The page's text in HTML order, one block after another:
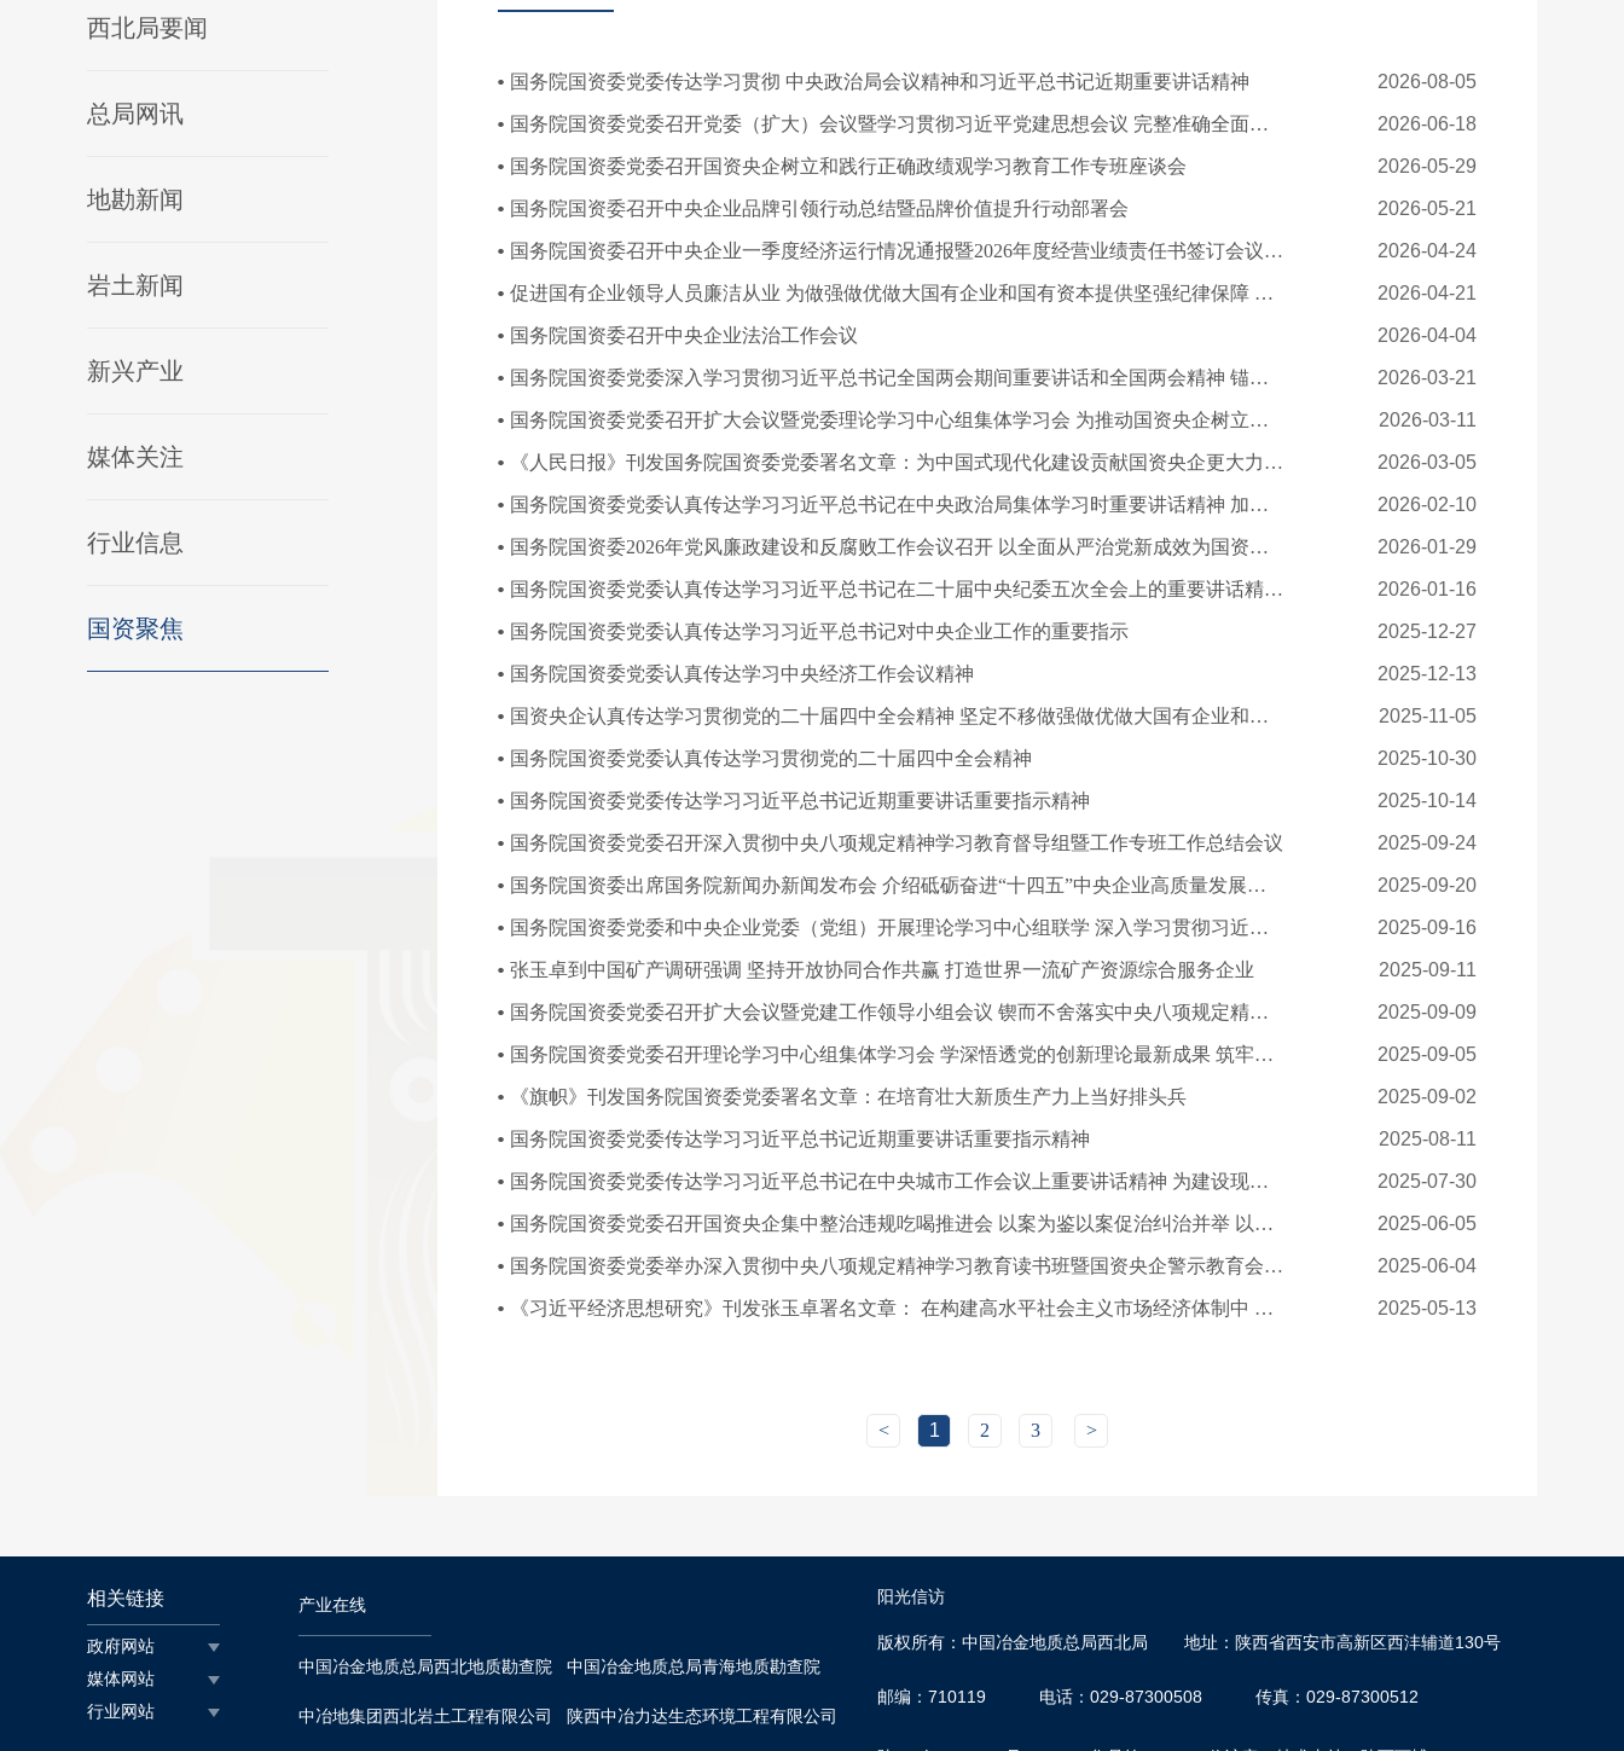
西北局要闻
总局网讯
地勘新闻
岩土新闻
新兴产业
媒体关注
行业信息
国资聚焦
国务院国资委党委传达学习贯彻 中央政治局会议精神和习近平总书记近期重要讲话精神 2026-08-05
国务院国资委党委召开党委（扩大）会议暨学习贯彻习近平党建思想会议 完整准确全面学习领悟习近平党建思想 以高质量党建引领保障国资央企高质量发展 2026-06-18
国务院国资委党委召开国资央企树立和践行正确政绩观学习教育工作专班座谈会 2026-05-29
国务院国资委召开中央企业品牌引领行动总结暨品牌价值提升行动部署会 2026-05-21
国务院国资委召开中央企业一季度经济运行情况通报暨2026年度经营业绩责任书签订会议 以更加扎实有效举措坚决完成全年目标任务 为实现“十五五”良好开局贡献国资央企力量 2026-04-24
促进国有企业领导人员廉洁从业 为做强做优做大国有企业和国有资本提供坚强纪律保障 ——中央纪委国家监委法规室负责人就《国有企业领导人员廉洁从业规定》答记者问 2026-04-21
国务院国资委召开中央企业法治工作会议 2026-04-04
国务院国资委党委深入学习贯彻习近平总书记全国两会期间重要讲话和全国两会精神 锚定“十五五”奋斗目标 扛牢国资央企职责使命推动高质量发展 2026-03-21
国务院国资委党委召开扩大会议暨党委理论学习中心组集体学习会 为推动国资央企树立和践行正确政绩观学习教育走深走实打牢思想基础 2026-03-11
《人民日报》刊发国务院国资委党委署名文章：为中国式现代化建设贡献国资央企更大力量 （深入学习贯彻习近平新时代中国特色社会主义思想） 2026-03-05
国务院国资委党委认真传达学习习近平总书记在中央政治局集体学习时重要讲话精神 加快推动国资央企打造一批新兴支柱产业 更好助力现代化产业体系建设 2026-02-10
国务院国资委2026年党风廉政建设和反腐败工作会议召开 以全面从严治党新成效为国资央企“十五五”开好局起好步提供坚强保障 2026-01-29
国务院国资委党委认真传达学习习近平总书记在二十届中央纪委五次全会上的重要讲话精神 坚决贯彻落实“三个更加”重要要求 坚定扎实推进国资央企全面从严治党 2026-01-16
国务院国资委党委认真传达学习习近平总书记对中央企业工作的重要指示 2025-12-27
国务院国资委党委认真传达学习中央经济工作会议精神 2025-12-13
国资央企认真传达学习贯彻党的二十届四中全会精神 坚定不移做强做优做大国有企业和国有资本 为基本实现社会主义现代化贡献更大力量 2025-11-05
国务院国资委党委认真传达学习贯彻党的二十届四中全会精神 2025-10-30
国务院国资委党委传达学习习近平总书记近期重要讲话重要指示精神 2025-10-14
国务院国资委党委召开深入贯彻中央八项规定精神学习教育督导组暨工作专班工作总结会议 2025-09-24
国务院国资委出席国务院新闻办新闻发布会 介绍砥砺奋进“十四五”中央企业高质量发展情况并答记者问 2025-09-20
国务院国资委党委和中央企业党委（党组）开展理论学习中心组联学 深入学习贯彻习近平总书记关于城市工作的重要论述和中央城市工作会议精神 2025-09-16
张玉卓到中国矿产调研强调 坚持开放协同合作共赢 打造世界一流矿产资源综合服务企业 2025-09-11
国务院国资委党委召开扩大会议暨党建工作领导小组会议 锲而不舍落实中央八项规定精神 推动国资央企以作风建设保障高质量发展 2025-09-09
国务院国资委党委召开理论学习中心组集体学习会 学深悟透党的创新理论最新成果 筑牢国资央企高质量发展思想根基 2025-09-05
《旗帜》刊发国务院国资委党委署名文章：在培育壮大新质生产力上当好排头兵 2025-09-02
国务院国资委党委传达学习习近平总书记近期重要讲话重要指示精神 2025-08-11
国务院国资委党委传达学习习近平总书记在中央城市工作会议上重要讲话精神 为建设现代化人民城市贡献国资央企力量 2025-07-30
国务院国资委党委召开国资央企集中整治违规吃喝推进会 以案为鉴以案促治纠治并举 以作风建设新成效更好保障国资央企高质量发展 2025-06-05
国务院国资委党委举办深入贯彻中央八项规定精神学习教育读书班暨国资央企警示教育会 深化以案为戒以案促改 以作风建设新成效更好保障国资央企高质量发展 2025-06-04
《习近平经济思想研究》刊发张玉卓署名文章： 在构建高水平社会主义市场经济体制中 更好发挥国资央企作用 2025-05-13
< 1 2 3 >
相关链接
政府网站
媒体网站
行业网站
产业在线
中国冶金地质总局西北地质勘查院 中国冶金地质总局青海地质勘查院
中冶地集团西北岩土工程有限公司 陕西中冶力达生态环境工程有限公司
阳光信访
版权所有：中国冶金地质总局西北局 地址：陕西省西安市高新区西沣辅道130号
邮编：710119 电话：029-87300508 传真：029-87300512